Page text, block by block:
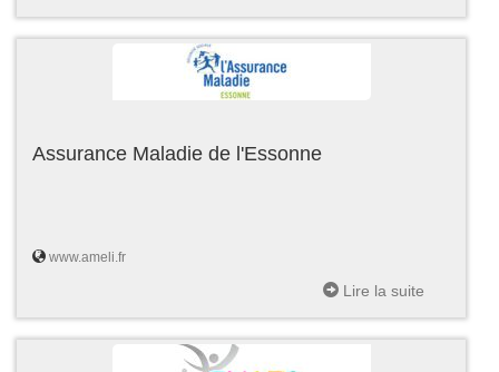
Assurance Maladie de l'Essonne
www.ameli.fr
Lire la suite